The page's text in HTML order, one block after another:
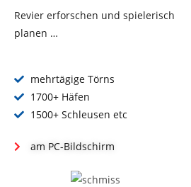
Revier erforschen und spielerisch
planen …
mehrtägige Törns
1700+ Häfen
1500+ Schleusen etc
am PC-Bildschirm